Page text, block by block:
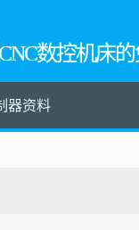
数控机床
器资料